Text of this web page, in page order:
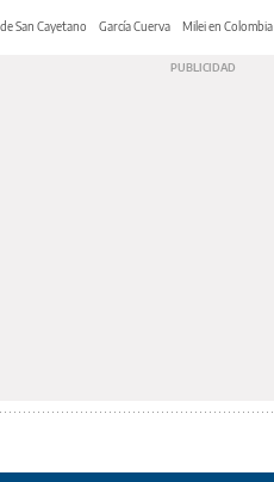
San Cayetano García Cuerva Milei en Colombia